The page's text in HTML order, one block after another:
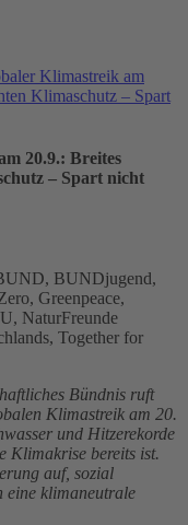
Klimastreik am
Klimaschutz – Spart
20.9.: Breites
– Spart nicht
BUNDjugend,
Greenpeace,
NaturFreunde
Together for
Bündnis ruft
Klimastreik am 20.
und Hitzerekorde
Klimakrise bereits ist.
auf, sozial
eine klimaneutrale